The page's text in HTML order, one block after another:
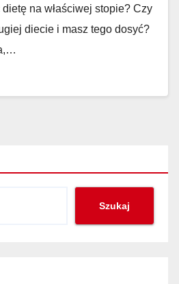
na właściwej stopie? Czy
diecie i masz tego dosyć?
Szukaj